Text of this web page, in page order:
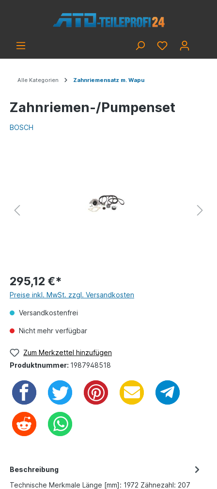
Alle Kategorien Zahnriemensatz m. Wapu
Zahnriemen-/Pumpenset
BOSCH
295,12 €*
Preise inkl. MwSt. zzgl. Versandkosten
Versandkostenfrei
Nicht mehr verfügbar
Zum Merkzettel hinzufügen
Produktnummer: 1987948518
Beschreibung
Technische Merkmale Länge [mm]: 1972 Zähnezahl: 207